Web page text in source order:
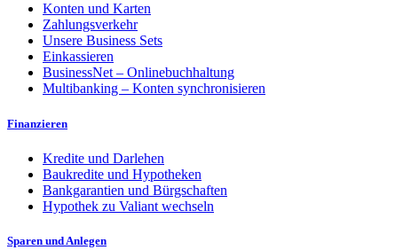
Konten und Karten
Zahlungsverkehr
Unsere Business Sets
Einkassieren
BusinessNet – Onlinebuchhaltung
Multibanking – Konten synchronisieren
Finanzieren
Kredite und Darlehen
Baukredite und Hypotheken
Bankgarantien und Bürgschaften
Hypothek zu Valiant wechseln
Sparen und Anlegen